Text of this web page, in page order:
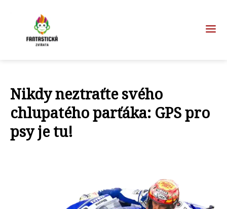
Nikdy neztraťte svého
chlupatého parťáka: GPS pro
psy je tu!